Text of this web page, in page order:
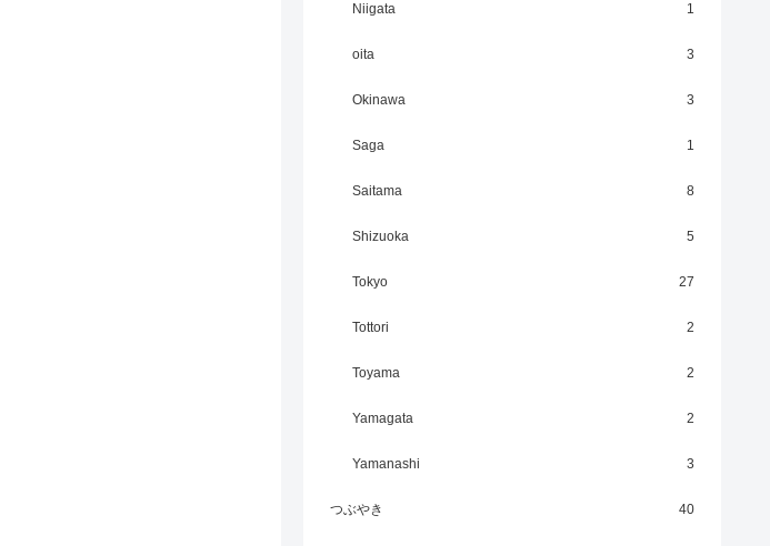
Niigata 1
oita 3
Okinawa 3
Saga 1
Saitama 8
Shizuoka 5
Tokyo 27
Tottori 2
Toyama 2
Yamagata 2
Yamanashi 3
つぶやき 40